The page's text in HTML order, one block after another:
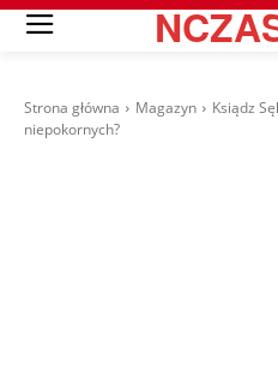
Strona główna Magazyn
Ksiądz
niepokornych?